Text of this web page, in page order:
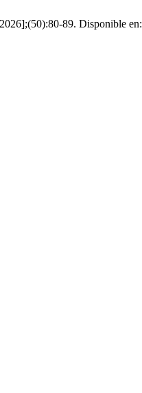
89. Disponible en: